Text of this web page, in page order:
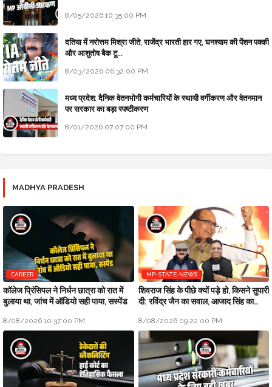
8/05/2026 10:35:00 PM
दतिया में नरोत्तम मिश्रा जीते, राजेंद्र भारती हार गए, घनश्याम की पेंशन पक्की
और आशुतोष बैक टू...
8/03/2026 06:32:00 PM
मध्य प्रदेश: दैनिक वेतनभोगी कर्मचारियों के स्थायी वर्गीकरण और वेतनमान
पर सरकार का बड़ा स्पष्टीकरण
8/01/2026 07:07:00 PM
MADHYA PRADESH
CAREER
कॉलेज प्रिंसिपल ने निर्धन छात्रा को रात में
बुलाया था, जांच में ऑडियो सही पाया, सस्पेंड
8/08/2026 10:37:00 PM
MP-STATE-NEWS
शिवराज सिंह के पीछे क्यों पड़े हो, किसने सुपारी
दी: रविंद्र जैन का सवाल, आजाद सिंह का
8/08/2026 09:22:00 PM